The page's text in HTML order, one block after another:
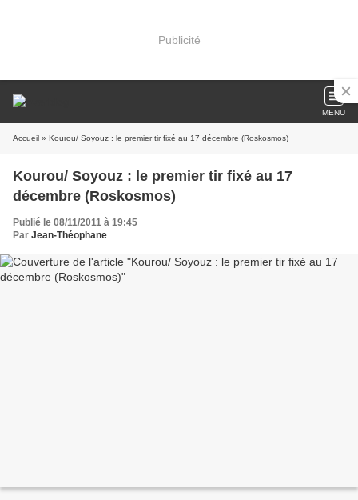
Publicité
MENU
Accueil » Kourou/ Soyouz : le premier tir fixé au 17 décembre (Roskosmos)
Kourou/ Soyouz : le premier tir fixé au 17
décembre (Roskosmos)
Publié le 08/11/2011 à 19:45
Par Jean-Théophane